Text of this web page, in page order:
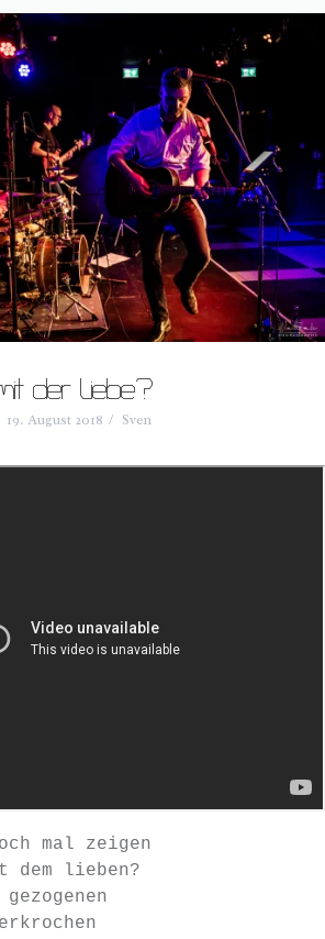
der Liebe?
19. August 2018 Sven
mal zeigen
dem lieben?